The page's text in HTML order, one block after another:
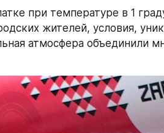
при температуре в 1
жителей, условия,
атмосфера объединили